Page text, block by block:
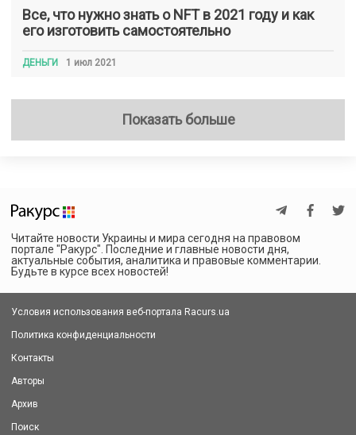
Все, что нужно знать о NFT в 2021 году и как
его изготовить самостоятельно
ДЕНЬГИ 1 июл 2021
Показать больше
Читайте новости Украины и мира сегодня на правовом
портале "Ракурс". Последние и главные новости дня,
актуальные события, аналитика и правовые комментарии.
Будьте в курсе всех новостей!
Условия использования веб-портала Racurs.ua
Политика конфиденциальности
Контакты
Авторы
Архив
Поиск